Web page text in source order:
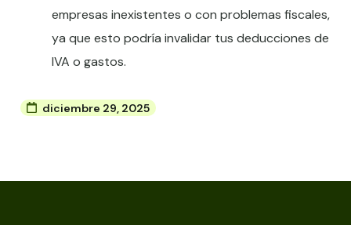
empresas inexistentes o con problemas fiscales,
ya que esto podría invalidar tus deducciones de
IVA o gastos.
diciembre 29, 2025